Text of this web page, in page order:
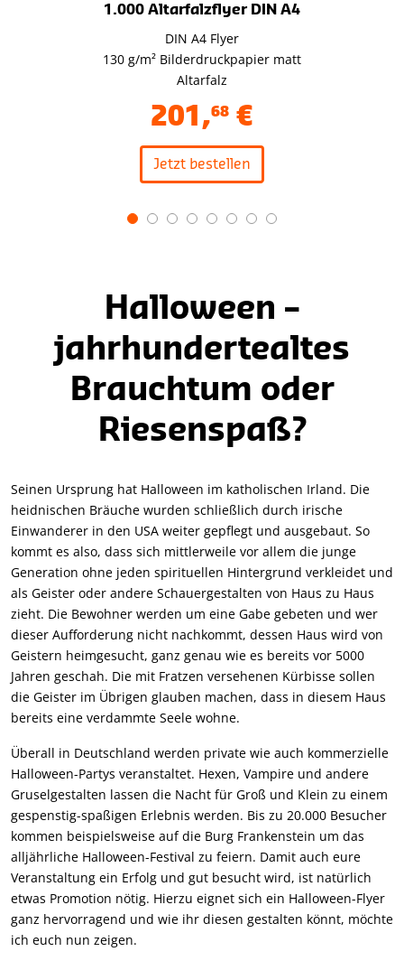
1.000 Altarfalzflyer DIN A4
DIN A4 Flyer
130 g/m² Bilderdruckpapier matt
Altarfalz
201 ,68 €
Jetzt bestellen
Halloween –
jahrhundertealtes
Brauchtum oder
Riesenspaß?
Seinen Ursprung hat Halloween im katholischen Irland. Die
heidnischen Bräuche wurden schließlich durch irische
Einwanderer in den USA weiter gepflegt und ausgebaut. So
kommt es also, dass sich mittlerweile vor allem die junge
Generation ohne jeden spirituellen Hintergrund verkleidet und
als Geister oder andere Schauergestalten von Haus zu Haus
zieht. Die Bewohner werden um eine Gabe gebeten und wer
dieser Aufforderung nicht nachkommt, dessen Haus wird von
Geistern heimgesucht, ganz genau wie es bereits vor 5000
Jahren geschah. Die mit Fratzen versehenen Kürbisse sollen
die Geister im Übrigen glauben machen, dass in diesem Haus
bereits eine verdammte Seele wohne.
Überall in Deutschland werden private wie auch kommerzielle
Halloween-Partys veranstaltet. Hexen, Vampire und andere
Gruselgestalten lassen die Nacht für Groß und Klein zu einem
gespenstig-spaßigen Erlebnis werden. Bis zu 20.000 Besucher
kommen beispielsweise auf die Burg Frankenstein um das
alljährliche Halloween-Festival zu feiern. Damit auch eure
Veranstaltung ein Erfolg und gut besucht wird, ist natürlich
etwas Promotion nötig. Hierzu eignet sich ein Halloween-Flyer
ganz hervorragend und wie ihr diesen gestalten könnt, möchte
ich euch nun zeigen.